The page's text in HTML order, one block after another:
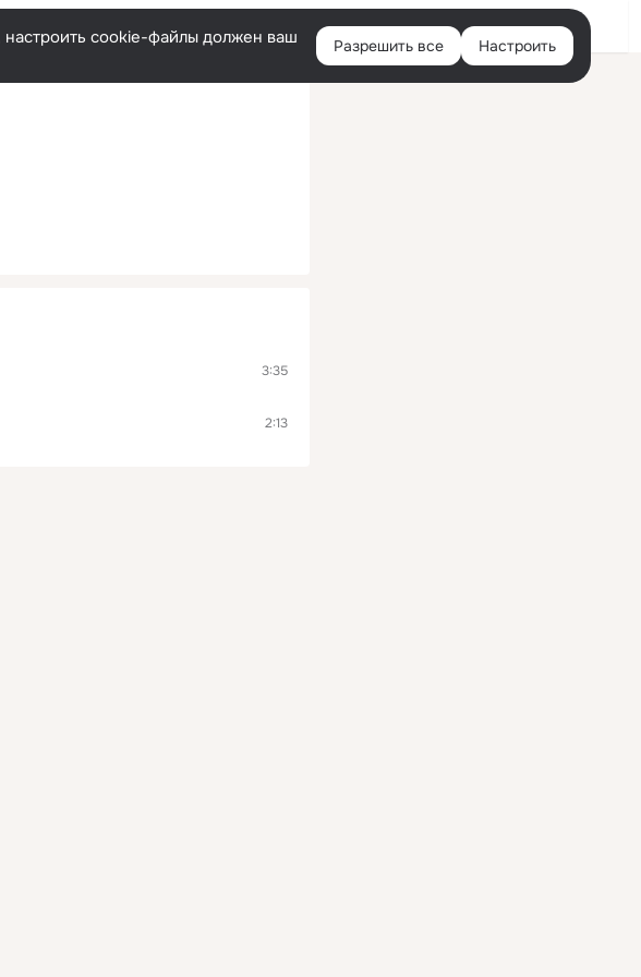
Войти
настроить cookie-файлы должен ваш
Разрешить все Настроить
3:35
2:13